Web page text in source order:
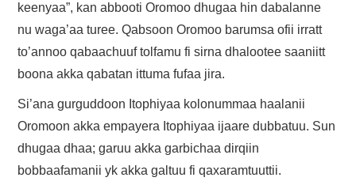
keenyaa”, kan abbooti Oromoo dhugaa hin dabalanne
nu waga’aa turee. Qabsoon Oromoo barumsa ofii irratt
to’annoo qabaachuuf tolfamu fi sirna dhalootee saaniitt
boona akka qabatan ittuma fufaa jira.
Si’ana gurguddoon Itophiyaa kolonummaa haalanii
Oromoon akka empayera Itophiyaa ijaare dubbatuu. Sun
dhugaa dhaa; garuu akka garbichaa dirqiin
bobbaafamanii yk akka galtuu fi qaxaramtuuttii.